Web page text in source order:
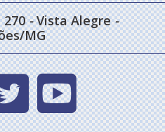
- Vista Alegre-
MG